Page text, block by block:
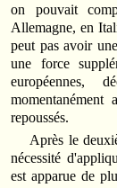
on pouvait
Allemagne, en
peut pas avoir
une force
européennes,
momentanément
repoussés.
Après le
nécessité
est apparue de